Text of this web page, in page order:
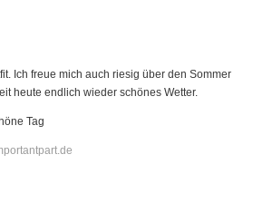
Ich freue mich auch riesig über den Sommer
heute endlich wieder schönes Wetter.
Tag